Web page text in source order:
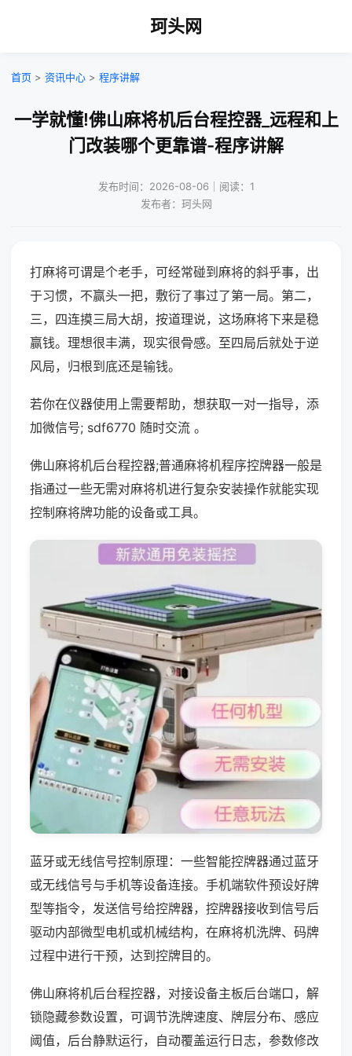
珂头网
首页 > 资讯中心 > 程序讲解
一学就懂!佛山麻将机后台程控器_远程和上
门改装哪个更靠谱-程序讲解
发布时间：2026-08-06｜阅读：1
发布者：珂头网
打麻将可谓是个老手，可经常碰到麻将的斜乎事，出
于习惯，不赢头一把，敷衍了事过了第一局。第二，
三，四连摸三局大胡，按道理说，这场麻将下来是稳
赢钱。理想很丰满，现实很骨感。至四局后就处于逆
风局，归根到底还是输钱。
若你在仪器使用上需要帮助，想获取一对一指导，添
加微信号; sdf6770 随时交流 。
佛山麻将机后台程控器;普通麻将机程序控牌器一般是
指通过一些无需对麻将机进行复杂安装操作就能实现
控制麻将牌功能的设备或工具。
蓝牙或无线信号控制原理：一些智能控牌器通过蓝牙
或无线信号与手机等设备连接。手机端软件预设好牌
型等指令，发送信号给控牌器，控牌器接收到信号后
驱动内部微型电机或机械结构，在麻将机洗牌、码牌
过程中进行干预，达到控牌目的。
佛山麻将机后台程控器，对接设备主板后台端口，解
锁隐藏参数设置，可调节洗牌速度、牌层分布、感应
阈值，后台静默运行，自动覆盖运行日志，参数修改